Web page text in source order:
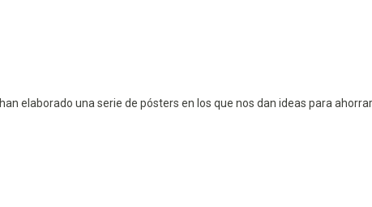
elaborado una serie de pósters en los que nos dan ideas para